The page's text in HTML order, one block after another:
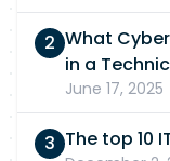
What
in a
June 17, 2025
The top 10